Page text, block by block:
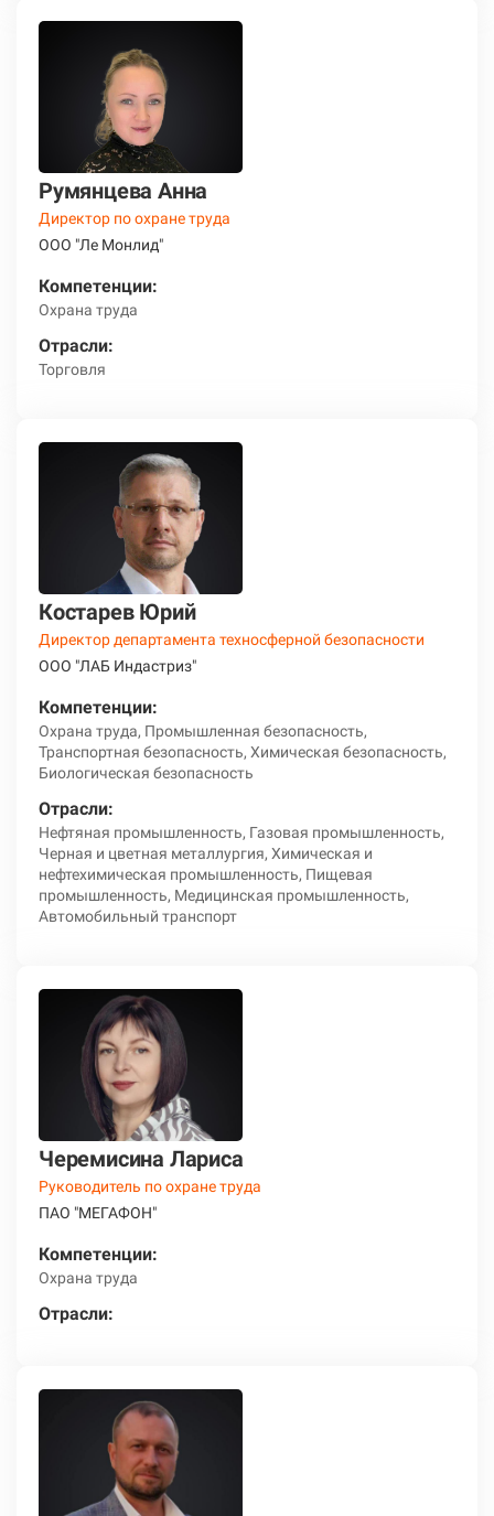
Румянцева Анна
Директор по охране труда
ООО "Ле Монлид"
Компетенции:
Охрана труда
Отрасли:
Торговля
Костарев Юрий
Директор департамента техносферной безопасности
ООО "ЛАБ Индастриз"
Компетенции:
Охрана труда, Промышленная безопасность,
Транспортная безопасность, Химическая безопасность,
Биологическая безопасность
Отрасли:
Нефтяная промышленность, Газовая промышленность,
Черная и цветная металлургия, Химическая и
нефтехимическая промышленность, Пищевая
промышленность, Медицинская промышленность,
Автомобильный транспорт
Черемисина Лариса
Руководитель по охране труда
ПАО "МЕГАФОН"
Компетенции:
Охрана труда
Отрасли: